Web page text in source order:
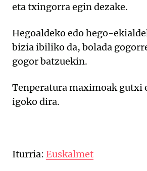
eta txingorra egin dezake.
Hegoaldeko edo hego-
bizia ibiliko da, bolada
gogor batzuekin.
Tenperatura maximoak gutxi
igoko dira.
Iturria: Euskalmet